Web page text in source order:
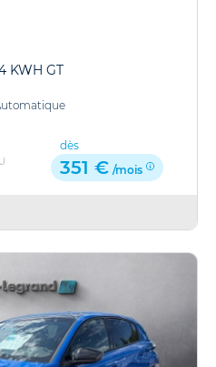
KWH GT
dès
351 € /mois